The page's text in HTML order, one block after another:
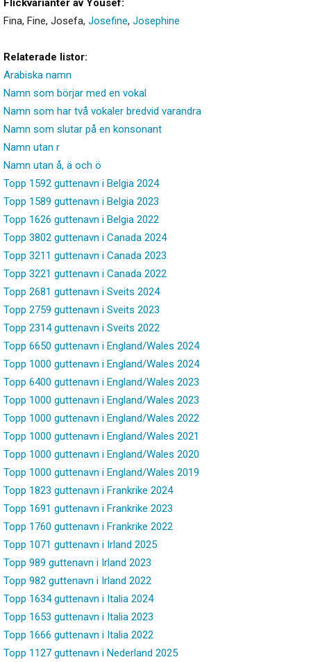
Fina, Fine, Josefa, Josefine, Josephine
Relaterade listor:
Arabiska namn
Namn som börjar med en vokal
Namn som har två vokaler bredvid varandra
Namn som slutar på en konsonant
Namn utan r
Namn utan å, ä och ö
Topp 1592 guttenavn i Belgia 2024
Topp 1589 guttenavn i Belgia 2023
Topp 1626 guttenavn i Belgia 2022
Topp 3802 guttenavn i Canada 2024
Topp 3211 guttenavn i Canada 2023
Topp 3221 guttenavn i Canada 2022
Topp 2681 guttenavn i Sveits 2024
Topp 2759 guttenavn i Sveits 2023
Topp 2314 guttenavn i Sveits 2022
Topp 6650 guttenavn i England/Wales 2024
Topp 1000 guttenavn i England/Wales 2024
Topp 6400 guttenavn i England/Wales 2023
Topp 1000 guttenavn i England/Wales 2023
Topp 1000 guttenavn i England/Wales 2022
Topp 1000 guttenavn i England/Wales 2021
Topp 1000 guttenavn i England/Wales 2020
Topp 1000 guttenavn i England/Wales 2019
Topp 1823 guttenavn i Frankrike 2024
Topp 1691 guttenavn i Frankrike 2023
Topp 1760 guttenavn i Frankrike 2022
Topp 1071 guttenavn i Irland 2025
Topp 989 guttenavn i Irland 2023
Topp 982 guttenavn i Irland 2022
Topp 1634 guttenavn i Italia 2024
Topp 1653 guttenavn i Italia 2023
Topp 1666 guttenavn i Italia 2022
Topp 1127 guttenavn i Nederland 2025